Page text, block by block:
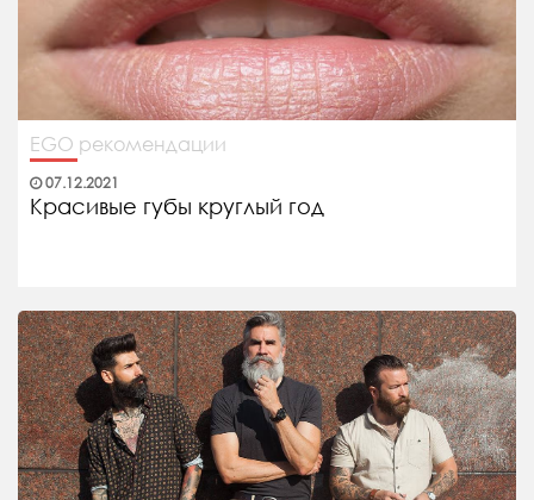
EGO рекомендации
07.12.2021
Красивые губы круглый год